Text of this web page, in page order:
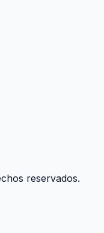
reservados.